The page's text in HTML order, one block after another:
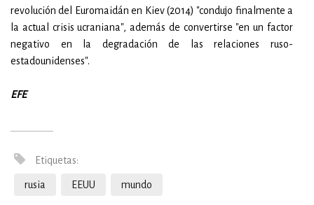
revolución del Euromaidán en Kiev (2014) "condujo finalmente a
la actual crisis ucraniana", además de convertirse "en un factor
negativo en la degradación de las relaciones ruso-
estadounidenses".
EFE
Etiquetas:
rusia EEUU mundo